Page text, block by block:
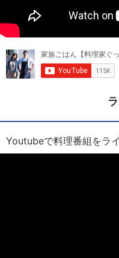
Youtubeで料理番組をラ